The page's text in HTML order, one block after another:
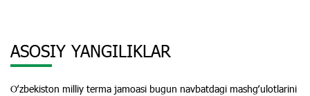
ASOSIY YANGILIKLAR
Oʻzbekiston milliy terma jamoasi bugun navbatdagi mashgʻulotlarini